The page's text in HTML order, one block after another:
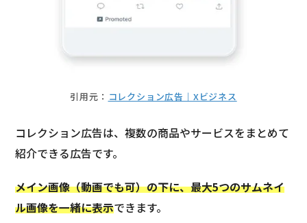
引用元： コレクション広告｜Xビジネス
コレクション広告は、複数の商品やサービスをまとめて
紹介できる広告です。
メイン画像（動画でも可）の下に、最大5つのサムネイ
ル画像を一緒に表示できます。